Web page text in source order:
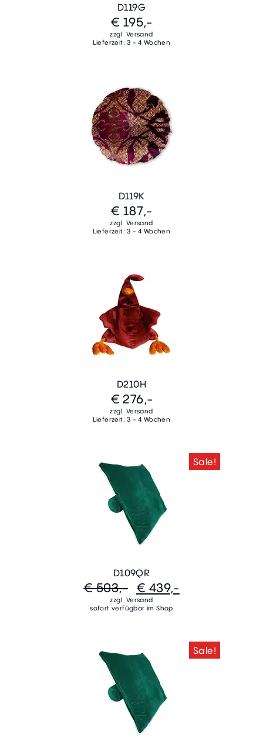
D119G
€ 195,-
zzgl. Versand
Lieferzeit: 3 - 4 Wochen
D119K
€ 187,-
zzgl. Versand
Lieferzeit: 3 - 4 Wochen
D210H
€ 276,-
zzgl. Versand
Lieferzeit: 3 - 4 Wochen
Sale!
D109QR
€ 503,- € 439,-
zzgl. Versand
sofort verfügbar im Shop
Sale!